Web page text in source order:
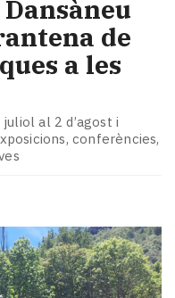
de
a les
al 2 d’agost i
conferències,